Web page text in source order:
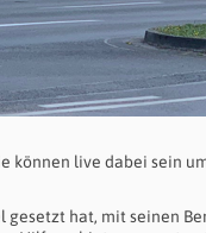
können live dabei sein
gesetzt hat, mit seinen